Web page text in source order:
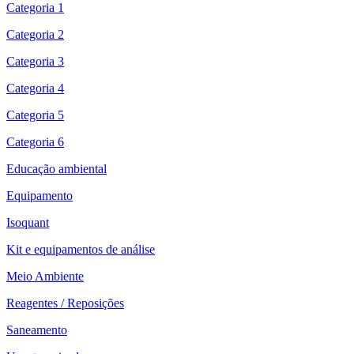
Categoria 1
Categoria 2
Categoria 3
Categoria 4
Categoria 5
Categoria 6
Educação ambiental
Equipamento
Isoquant
Kit e equipamentos de análise
Meio Ambiente
Reagentes / Reposições
Saneamento